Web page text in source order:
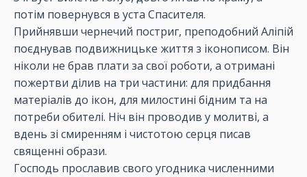
потім повернувся в уста Спасителя.
Прийнявши чернечий постриг, преподобний Аліпій
поєднував подвижницьке життя з іконописом. Він
ніколи не брав плати за свої роботи, а отримані
пожертви ділив на три частини: для придбання
матеріалів до ікон, для милостині бідним та на
потреби обителі. Ніч він проводив у молитві, а
вдень зі смиренням і чистотою серця писав
священні образи.
Господь прославив свого угодника численними